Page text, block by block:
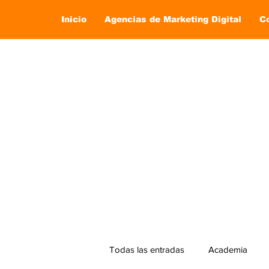
Inicio Agencias de Marketing Digital
Todas las entradas Academia